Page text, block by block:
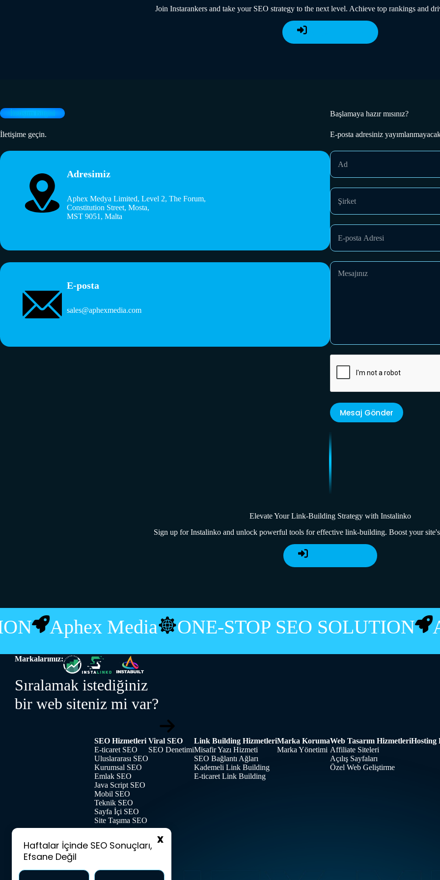
Join Instarankers and take your SEO strategy to the next level. Achieve top rankings and
Register Now
İletişim bilgisi
İletişime geçin.
Adresimiz
Aphex Medya Limited, Level 2, The Forum,
Constitution Street, Mosta,
MST 9051, Malta
E-posta
sales@aphexmedia.com
Başlamaya hazır mısınız?
E-posta adresiniz
Mesaj Gönder
Elevate Your Link-Building Strategy with Instalinko
Sign up for Instalinko and unlock powerful tools for effective link-building. Boost your
Sign Up Now
Aphex Media ONE-STOP SEO SOLUTION
Markalarımız:
Sıralamak istediğiniz
bir web siteniz mi var?
SEO Hizmetleri
E-ticaret SEO
Uluslararası SEO
Kurumsal SEO
Emlak SEO
Java Script SEO
Mobil SEO
Teknik SEO
Sayfa İçi SEO
Site Taşıma SEO
Viral SEO
SEO Denetimi
Link Building Hizmetleri
Misafir Yazı Hizmeti
SEO Bağlantı Ağları
Kademeli Link Building
E-ticaret Link Building
Marka Koruma
Marka Yönetimi
Web Tasarım Hizmetleri
Affiliate Siteleri
Açılış Sayfaları
Özel Web Geliştirme
Hosting
Haftalar İçinde SEO Sonuçları,
Efsane Değil